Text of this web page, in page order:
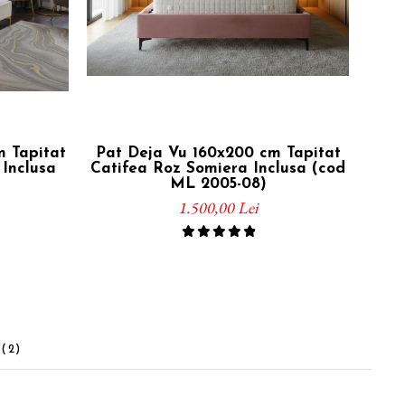
Tapitat
Pat Deja Vu 160x200 cm Tapitat
Catifea Roz Somiera Inclusa (cod
ML 2005-08)
1.500,00 Lei
(2)